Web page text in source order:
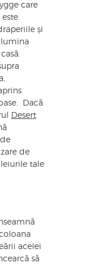
care
și
lumina
Dacă
Desert
de
tale
acelei
să